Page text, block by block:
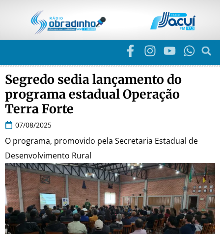
Segredo sedia lançamento do
programa estadual Operação
Terra Forte
07/08/2025
O programa, promovido pela Secretaria Estadual de
Desenvolvimento Rural